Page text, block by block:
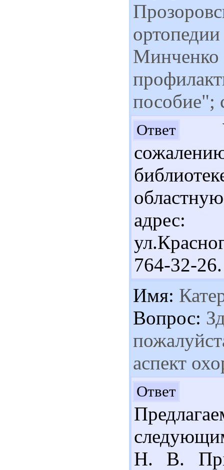
Минченко
пособие";
Ответ
адрес:
764-32-26.
Имя:
Вопрос:
аспект
Ответ
Н. В.